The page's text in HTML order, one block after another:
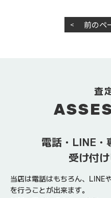
< 前のペ
査
電話・LINE・
受け付
当店は電話はもちろん、LINE
を行うことが出来ます。